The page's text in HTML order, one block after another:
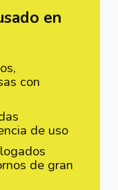
en
con
de uso
de gran